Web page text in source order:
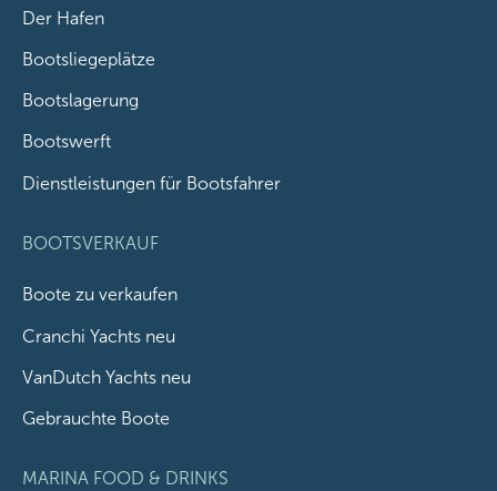
Der Hafen
Bootsliegeplätze
Bootslagerung
Bootswerft
Dienstleistungen für Bootsfahrer
BOOTSVERKAUF
Boote zu verkaufen
Cranchi Yachts neu
VanDutch Yachts neu
Gebrauchte Boote
MARINA FOOD & DRINKS